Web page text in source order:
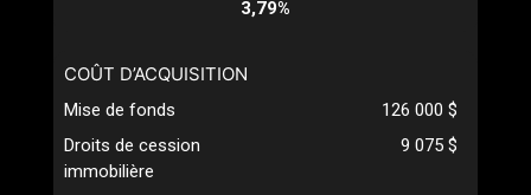
3,79%
COÛT D’ACQUISITION
Mise de fonds
126 000 $
Droits de cession
immobilière
9 075 $